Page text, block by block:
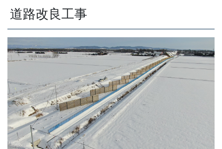
道路改良工事